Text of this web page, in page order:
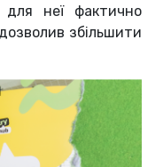
для неї фактично
збільшити